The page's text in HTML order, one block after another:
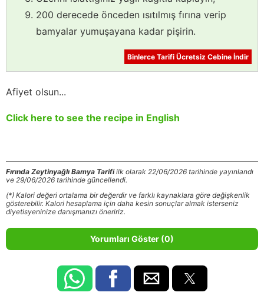
200 derecede önceden ısıtılmış fırına verip
bamyalar yumuşayana kadar pişirin.
Binlerce Tarifi Ücretsiz Cebine İndir
Afiyet olsun...
Click here to see the recipe in English
Fırında Zeytinyağlı Bamya Tarifiilk olarak 22/06/2026 tarihinde yayınlandı
ve 29/06/2026 tarihinde güncellendi.
(*) Kalori değeri ortalama bir değerdir ve farklı kaynaklara göre değişkenlik
gösterebilir. Kalori hesaplama için daha kesin sonuçlar almak isterseniz
diyetisyeninize danışmanızı öneririz.
Yorumları Göster (0)